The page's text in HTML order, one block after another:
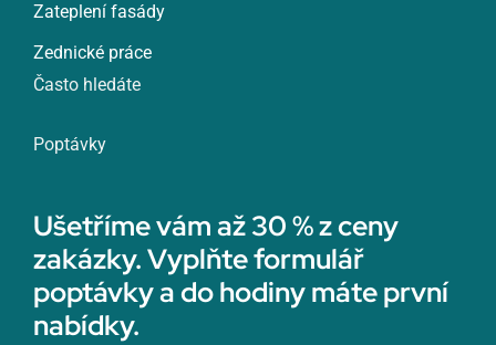
Zateplení fasády
Zednické práce
Často hledáte
Poptávky
Ušetříme vám až 30 % z ceny
zakázky. Vyplňte formulář
poptávky a do hodiny máte první
nabídky.